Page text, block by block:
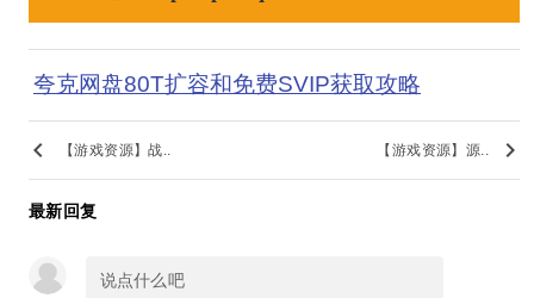
夸克网盘80T扩容和免费SVIP获取攻略
keyboard_arrow_left 【游戏资源】战.. 【游戏资源】源.. keyboard_arrow_right
最新回复